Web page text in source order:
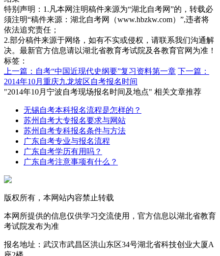
特别声明：1.凡本网注明稿件来源为“湖北自考网”的，转载必
须注明“稿件来源：湖北自考网（www.hbzkw.com）”,违者将
依法追究责任；
2.部分稿件来源于网络，如有不实或侵权，请联系我们沟通解
决。最新官方信息请以湖北省教育考试院及各教育官网为准！
标签：
上一篇：自考“中国近现代史纲要”复习资料第一章 下一篇：
2014年10月重庆九龙坡区自考报名时间
"2014年10月宁波自考现场报名时间及地点" 相关文章推荐
无锡自考本科报名流程是怎样的？
苏州自考大专报名要求与网站
苏州自考专科报名条件与方法
广东自考专业与报名流程
广东自考学历有用吗？
广东自考注意事项有什么？
版权所有，本网站内容禁止转载
本网所提供的信息仅供学习交流使用，官方信息以湖北省教育
考试院发布为准
报名地址：武汉市武昌区洪山东区34号湖北省科技创业大厦A